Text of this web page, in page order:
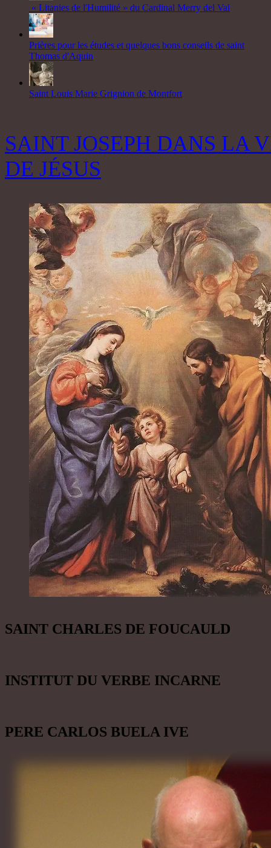
« Litanies de l'Humilité » du Cardinal Merry del Val
Prières pour les études et quelques bons conseils de saint
Thomas d'Aquin
Saint Louis Marie Grignion de Montfort
SAINT JOSEPH DANS LA
DE JÉSUS
SAINT CHARLES DE FOUCAULD
INSTITUT DU VERBE INCARNE
PERE CARLOS BUELA IVE